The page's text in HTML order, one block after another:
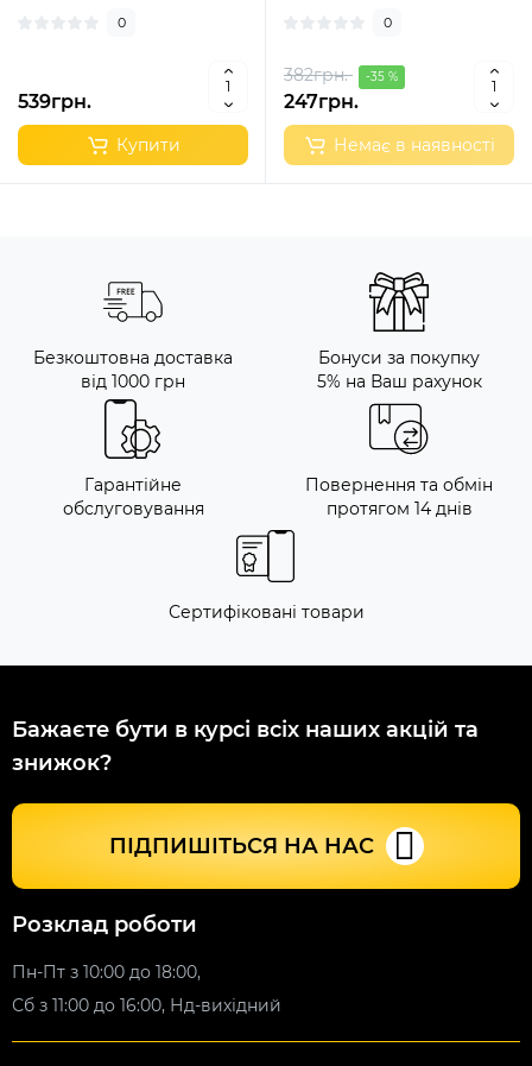
0
539грн.
Купити
0
382грн. -35 %
247грн.
Немає в наявності
Безкоштовна доставка
від 1000 грн
Бонуси за покупку
5% на Ваш рахунок
Гарантійне
обслуговування
Повернення та обмін
протягом 14 днів
Сертифіковані товари
Бажаєте бути в курсі всіх наших акцій та
знижок?
ПІДПИШІТЬСЯ НА НАС
Розклад роботи
Пн-Пт з 10:00 до 18:00,
Сб з 11:00 до 16:00, Нд-вихідний